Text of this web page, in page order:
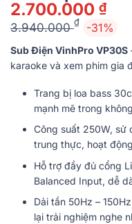
3.940.000₫ -31%
Giá
gốc
là:
3.940.000 ₫.
2.700.000 ₫
Giá
hiện
tại
là:
2.700.000 ₫.
Sub Điện VinhPro VP30S
karaoke và xem phim gia
Trang bị loa bass
mạnh mẽ trong
Công suất 250W, sử
trung thực, hoạt
Hỗ trợ đầy đủ cổng
Balanced Input, dễ
Dải tần 50Hz –
lại trải nghiệm nghe